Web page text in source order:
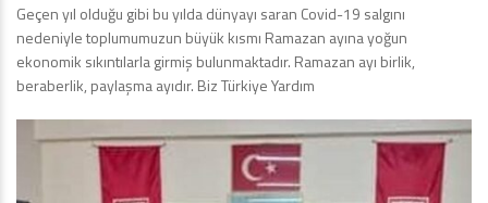
Geçen yıl olduğu gibi bu yılda dünyayı saran Covid-19 salgını
nedeniyle toplumumuzun büyük kısmı Ramazan ayına yoğun
ekonomik sıkıntılarla girmiş bulunmaktadır. Ramazan ayı birlik,
beraberlik, paylaşma ayıdır. Biz Türkiye Yardım